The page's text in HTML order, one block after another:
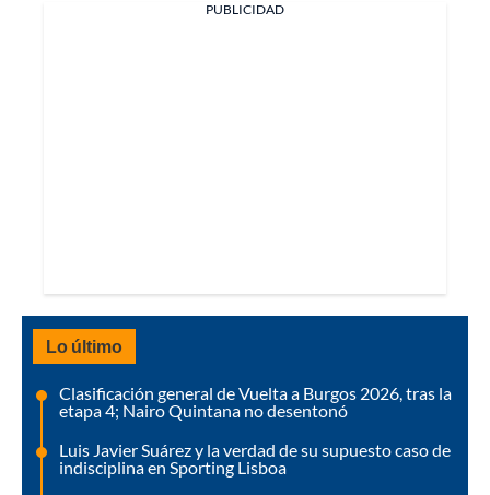
PUBLICIDAD
Lo último
Clasificación general de Vuelta a Burgos 2026, tras la
etapa 4; Nairo Quintana no desentonó
Luis Javier Suárez y la verdad de su supuesto caso de
indisciplina en Sporting Lisboa